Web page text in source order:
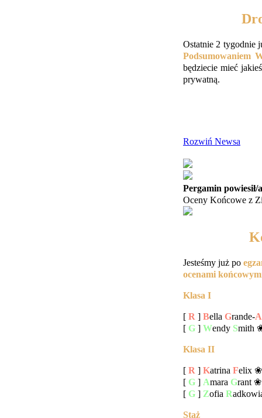
Ostatnie 2 tygodnie
Podsumowaniem
będziecie mieć
prywatną.
Rozwiń Newsa
Pergamin powiesił/
Oceny Końcowe z
Jesteśmy już po
ocenami
Klasa I
[ R ] Bella Grande-A
[ G ] Wendy Smith
Klasa II
[ R ] Katrina Felix
[ G ] Amara Grant
[ G ] Zofia R
Staż